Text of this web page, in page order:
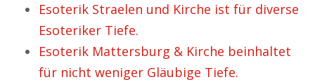
Esoterik Straelen und Kirche ist für diverse
Esoteriker Tiefe.
Esoterik Mattersburg & Kirche beinhaltet
für nicht weniger Gläubige Tiefe.